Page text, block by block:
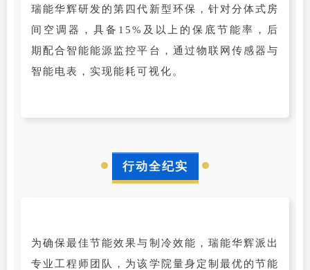
瑞能华辉研发的第四代新型环保，针对分体式房
间空调器，具备15%及以上的保底节能率，后
期配合智能能源监控平台，通过物联网传感器与
智能电表，实现能耗可视化。
行动全纪实
为确保最佳节能效果与制冷效能，瑞能华辉派出
专业工程师团队，为该学院量身定制最优的节能